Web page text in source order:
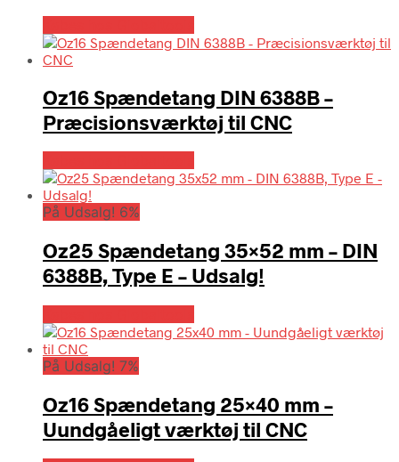
Oz16 Spændetang DIN 6388B –
Præcisionsværktøj til CNC
På Udsalg! 6%
Oz25 Spændetang 35×52 mm – DIN
6388B, Type E – Udsalg!
På Udsalg! 7%
Oz16 Spændetang 25×40 mm –
Uundgåeligt værktøj til CNC